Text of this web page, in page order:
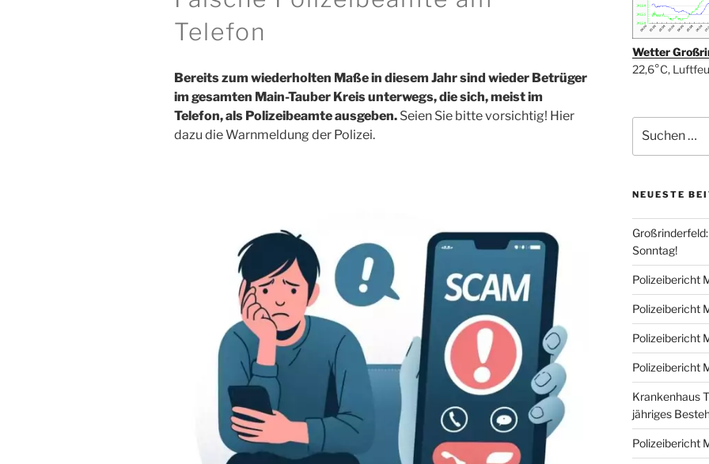
Telefon
Bereits zum wiederholten Maße in diesem Jahr sind wieder Betrüger
im gesamten Main-Tauber Kreis unterwegs, die sich, meist im
Telefon, als Polizeibeamte ausgeben. Seien Sie bitte vorsichtig! Hier
dazu die Warnmeldung der Polizei.
Wetter
22,6°C,
nach:
NEUESTE
Sonntag!
Polizeibericht
Polizeibericht
Polizeibericht
Polizeibericht
Krankenhaus
jähriges
Polizeibericht